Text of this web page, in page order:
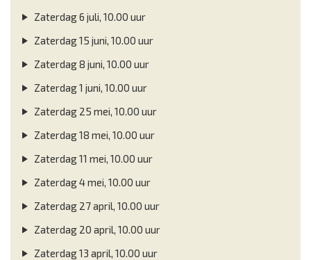
Zaterdag 6 juli, 10.00 uur
Zaterdag 15 juni, 10.00 uur
Zaterdag 8 juni, 10.00 uur
Zaterdag 1 juni, 10.00 uur
Zaterdag 25 mei, 10.00 uur
Zaterdag 18 mei, 10.00 uur
Zaterdag 11 mei, 10.00 uur
Zaterdag 4 mei, 10.00 uur
Zaterdag 27 april, 10.00 uur
Zaterdag 20 april, 10.00 uur
Zaterdag 13 april, 10.00 uur